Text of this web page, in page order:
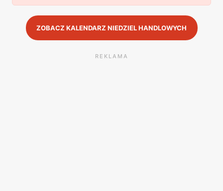
ZOBACZ KALENDARZ NIEDZIEL HANDLOWYCH
REKLAMA